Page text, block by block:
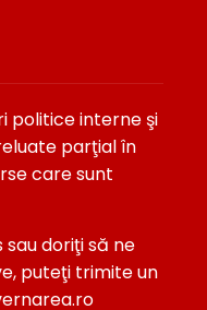
politice interne şi
parţial în
care sunt
doriţi să ne
puteţi trimite un